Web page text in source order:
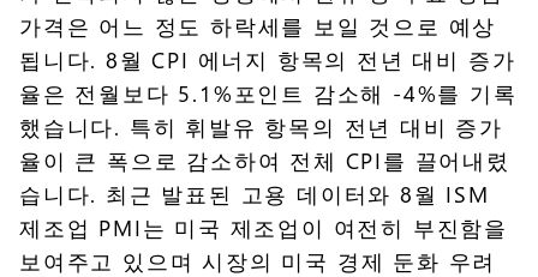
가격은 어느 정도 하락세를 보일 것으로 예상
됩니다. 8월 CPI 에너지 항목의 전년 대비 증가
율은 전월보다 5.1%포인트 감소해 -4%를 기록
했습니다. 특히 휘발유 항목의 전년 대비 증가
율이 큰 폭으로 감소하여 전체 CPI를 끌어내렸
습니다. 최근 발표된 고용 데이터와 8월 ISM
제조업 PMI는 미국 제조업이 여전히 부진함을
보여주고 있으며 시장의 미국 경제 둔화 우려